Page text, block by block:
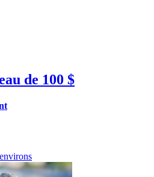
de 100 $